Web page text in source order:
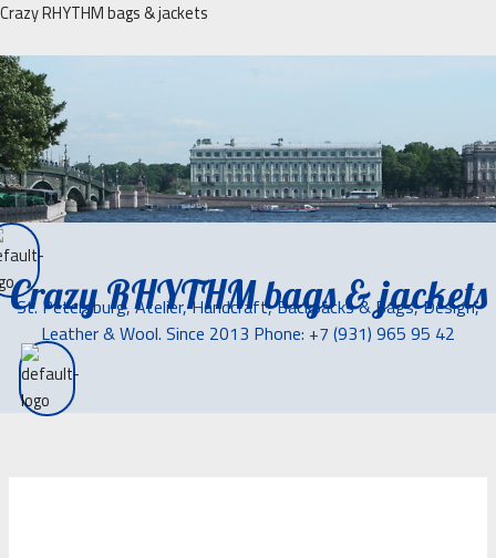
Перейти
содержимому
Crazy RHYTHM bags & jackets
Crazy RHYTHM bags & jackets
St. Petersburg, Atelier, Handcraft, Backpacks & Bags, Design,
Leather & Wool. Since 2013 Phone: +7 (931) 965 95 42